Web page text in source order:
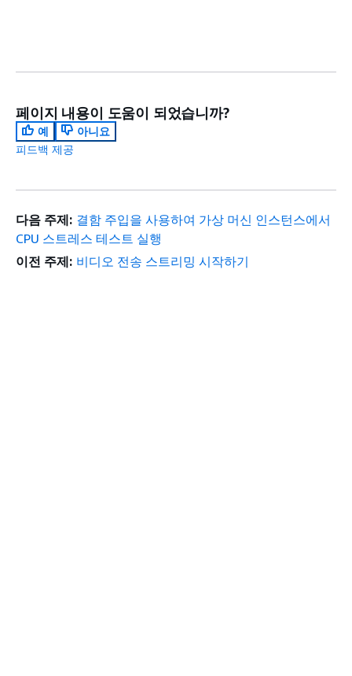
페이지 내용이 도움이 되었습니까?
예
아니요
피드백 제공
다음 주제: 결함 주입을 사용하여 가상 머신 인스턴스에서
CPU 스트레스 테스트 실행
이전 주제: 비디오 전송 스트리밍 시작하기